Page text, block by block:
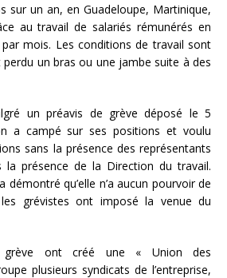
sur un an, en Guadeloupe, Martinique,
au travail de salariés rémunérés en
mois. Les conditions de travail sont
un bras ou une jambe suite à des
un préavis de grève déposé le 5
a campé sur ses positions et voulu
sans la présence des représentants
la présence de la Direction du travail.
démontré qu’elle n’a aucun pourvoir de
les grévistes ont imposé la venue du
grève ont créé une « Union des
plusieurs syndicats de l’entreprise,